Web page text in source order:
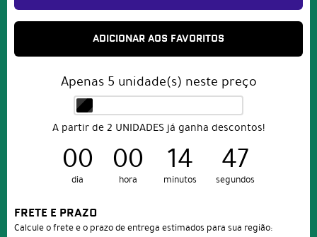
ADICIONAR AOS FAVORITOS
Apenas 5 unidade(s) neste preço
A partir de 2 UNIDADES já ganha descontos!
00
dia
00
hora
14
minutos
47
segundos
FRETE E PRAZO
Calcule o frete e o prazo de entrega estimados para sua região: